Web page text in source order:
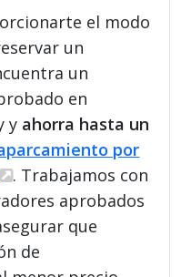
el modo
un
un
en
y ahorra hasta un
por
. Trabajamos con
aprobados
que
de